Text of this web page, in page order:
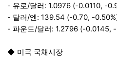
- 유로/달러: 1.0976 (-0.0110, -
- 달러/엔: 139.54 (-0.70, -
- 파운드/달러: 1.2796 (-0.0145, -
◆ 미국 국채시장